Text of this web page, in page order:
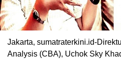
Jakarta, sumatraterkini.id-
Analysis (CBA), Uchok Sky